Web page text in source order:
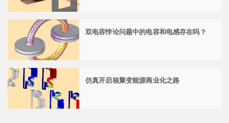
双电容悖论问题中的电容和电感存在吗？
仿真开启核聚变能源商业化之路